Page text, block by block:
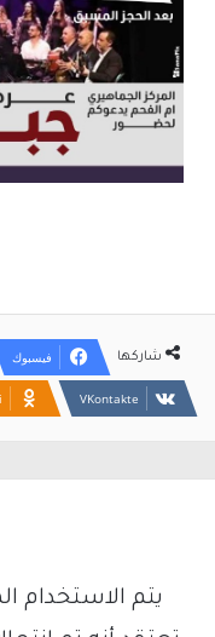
شاركها فيسبوك